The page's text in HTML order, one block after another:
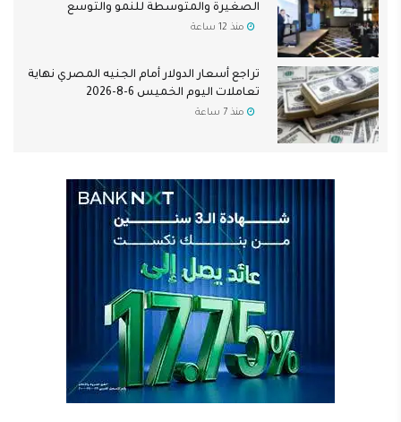
الصغيرة والمتوسطة للنمو والتوسع
منذ 12 ساعة
تراجع أسعار الدولار أمام الجنيه المصري نهاية
تعاملات اليوم الخميس 6-8-2026
منذ 7 ساعة